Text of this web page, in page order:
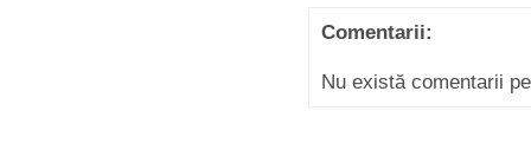
Comentarii:
Nu există comentarii